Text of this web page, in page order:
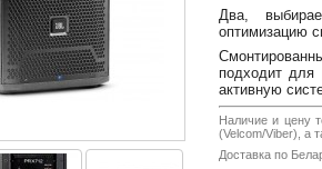
Два,
оптимизацию
подходит
активную
Наличие и цену
(Velcom/Viber), а
Доставка по